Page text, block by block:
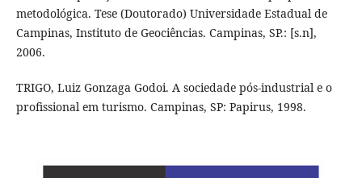
metodológica. Tese (Doutorado) Universidade Estadual de
Campinas, Instituto de Geociências. Campinas, SP.: [s.n],
2006.
TRIGO, Luiz Gonzaga Godoi. A sociedade pós-industrial e o
profissional em turismo. Campinas, SP: Papirus, 1998.